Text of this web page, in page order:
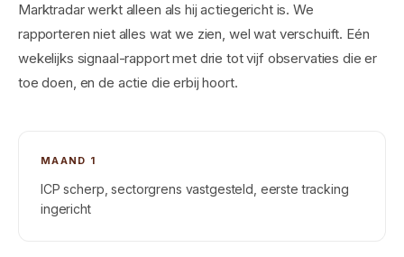
Marktradar werkt alleen als hij actiegericht is. We
rapporteren niet alles wat we zien, wel wat verschuift. Eén
wekelijks signaal-rapport met drie tot vijf observaties die er
toe doen, en de actie die erbij hoort.
MAAND 1
ICP scherp, sectorgrens vastgesteld, eerste tracking
ingericht